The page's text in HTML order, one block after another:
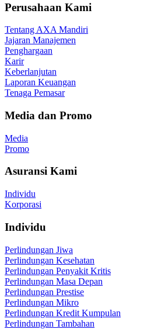
Perusahaan Kami
Tentang AXA Mandiri
Jajaran Manajemen
Penghargaan
Karir
Keberlanjutan
Laporan Keuangan
Tenaga Pemasar
Media dan Promo
Media
Promo
Asuransi Kami
Individu
Korporasi
Individu
Perlindungan Jiwa
Perlindungan Kesehatan
Perlindungan Penyakit Kritis
Perlindungan Masa Depan
Perlindungan Prestise
Perlindungan Mikro
Perlindungan Kredit Kumpulan
Perlindungan Tambahan